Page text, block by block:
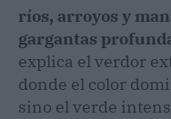
ríos, arroyos y
gargantas
explica el verdor
donde el color
sino el verde